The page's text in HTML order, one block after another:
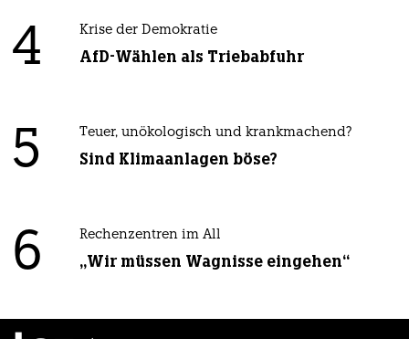
4 Krise der Demokratie
AfD-Wählen als Triebabfuhr
5 Teuer, unökologisch und krankmachend?
Sind Klimaanlagen böse?
6 Rechenzentren im All
„Wir müssen Wagnisse eingehen“